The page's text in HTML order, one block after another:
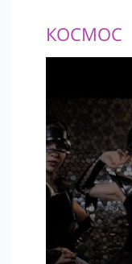
КОСМОС